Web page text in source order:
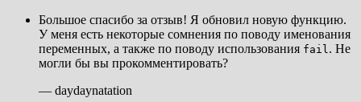
Большое спасибо за отзыв! Я обновил новую функцию.
У меня есть некоторые сомнения по поводу именования
переменных, а также по поводу использования fail . Не
могли бы вы прокомментировать?
— daydaynatation